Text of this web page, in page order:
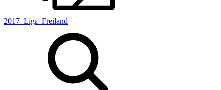
2017_Liga_Freiland